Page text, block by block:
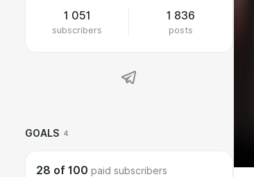
1 051
subscribers
1 836
posts
GOALS 4
28 of 100 paid subscribers